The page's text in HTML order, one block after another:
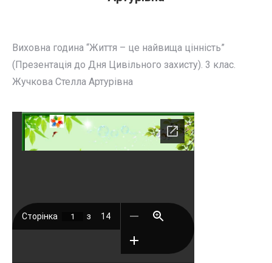
Виховна година “Життя – це найвища цінність”
(Презентація до Дня Цивільного захисту). 3 клас.
Жучкова Стелла Артурівна